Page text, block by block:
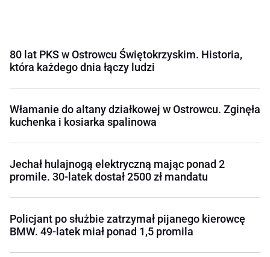
80 lat PKS w Ostrowcu Świętokrzyskim. Historia,
która każdego dnia łączy ludzi
Włamanie do altany działkowej w Ostrowcu. Zginęła
kuchenka i kosiarka spalinowa
Jechał hulajnogą elektryczną mając ponad 2
promile. 30-latek dostał 2500 zł mandatu
Policjant po służbie zatrzymał pijanego kierowcę
BMW. 49-latek miał ponad 1,5 promila